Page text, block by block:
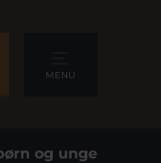
MENU
og unge